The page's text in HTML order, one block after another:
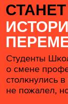
Студенты
о смене
столкнулись
не пожалел,